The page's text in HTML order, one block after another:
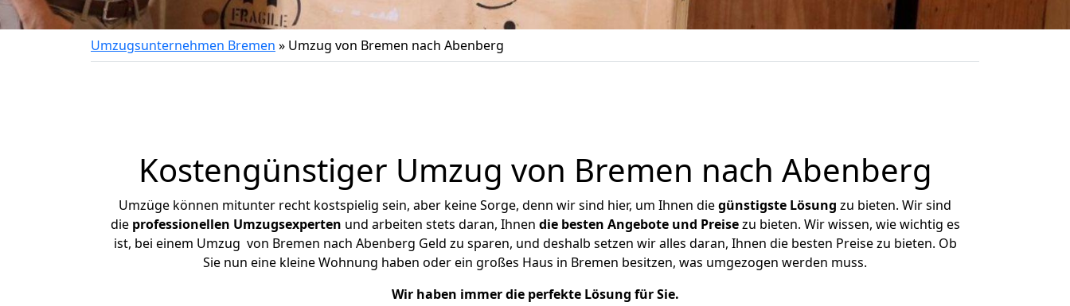
Umzugsunternehmen Bremen » Umzug von Bremen nach Abenberg
Kostengünstiger Umzug von Bremen nach Abenberg
Umzüge können mitunter recht kostspielig sein, aber keine Sorge, denn wir sind hier, um Ihnen diegünstigste Lösung zu bieten. Wir sind
die professionellen Umzugsexperten und arbeiten stets daran, Ihnen die besten Angebote und Preisezu bieten. Wir wissen, wie wichtig es
ist, bei einem Umzug von Bremen nach Abenberg Geld zu sparen, und deshalb setzen wir alles daran, Ihnen die besten Preise zu bieten. Ob
Sie nun eine kleine Wohnung haben oder ein großes Haus in Bremen besitzen, was umgezogen werden muss.
Wir haben immer die perfekte Lösung für Sie.